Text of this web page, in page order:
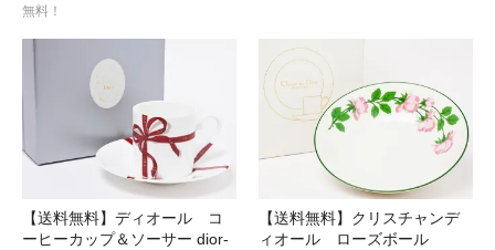
無料！
【送料無料】ディオール コ
ーヒーカップ＆ソーサー dior-
【送料無料】クリスチャンデ
ィオール ローズボール